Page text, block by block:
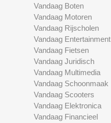
Vandaag Boten
Vandaag Motoren
Vandaag Rijscholen
Vandaag Entertainment
Vandaag Fietsen
Vandaag Juridisch
Vandaag Multimedia
Vandaag Schoonmaak
Vandaag Scooters
Vandaag Elektronica
Vandaag Financieel